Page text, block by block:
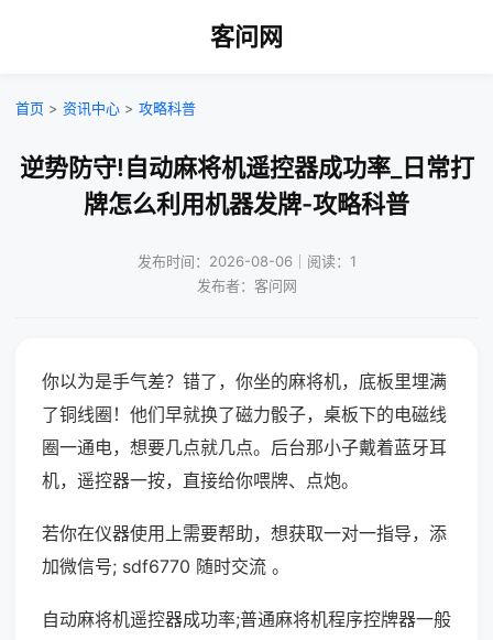
客问网
首页 > 资讯中心 > 攻略科普
逆势防守!自动麻将机遥控器成功率_日常打
牌怎么利用机器发牌-攻略科普
发布时间：2026-08-06｜阅读：1
发布者：客问网
你以为是手气差？错了，你坐的麻将机，底板里埋满
了铜线圈！他们早就换了磁力骰子，桌板下的电磁线
圈一通电，想要几点就几点。后台那小子戴着蓝牙耳
机，遥控器一按，直接给你喂牌、点炮。
若你在仪器使用上需要帮助，想获取一对一指导，添
加微信号; sdf6770 随时交流 。
自动麻将机遥控器成功率;普通麻将机程序控牌器一般